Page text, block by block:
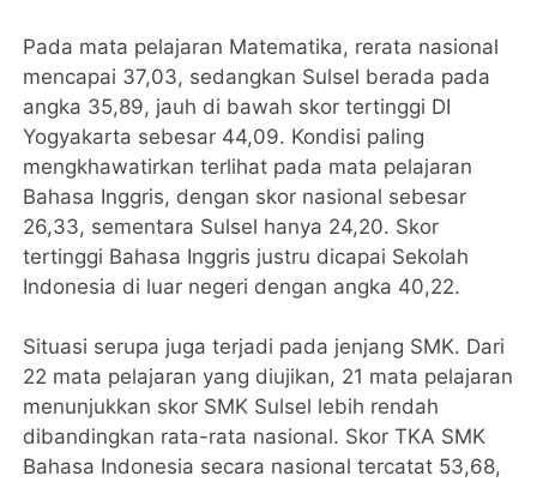
Pada mata pelajaran Matematika, rerata nasional
mencapai 37,03, sedangkan Sulsel berada pada
angka 35,89, jauh di bawah skor tertinggi DI
Yogyakarta sebesar 44,09. Kondisi paling
mengkhawatirkan terlihat pada mata pelajaran
Bahasa Inggris, dengan skor nasional sebesar
26,33, sementara Sulsel hanya 24,20. Skor
tertinggi Bahasa Inggris justru dicapai Sekolah
Indonesia di luar negeri dengan angka 40,22.
Situasi serupa juga terjadi pada jenjang SMK. Dari
22 mata pelajaran yang diujikan, 21 mata pelajaran
menunjukkan skor SMK Sulsel lebih rendah
dibandingkan rata-rata nasional. Skor TKA SMK
Bahasa Indonesia secara nasional tercatat 53,68,